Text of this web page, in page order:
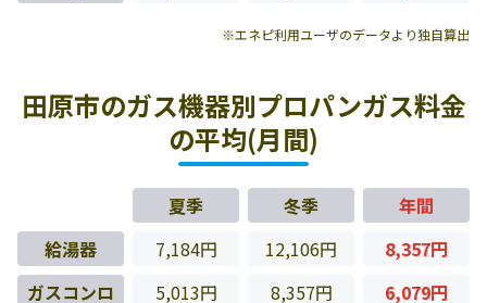
※エネピ利用ユーザのデータより独自算出
田原市のガス機器別プロパンガス料金
の平均(月間)
夏季 冬季
年間
給湯器
7,184円 12,106円
8,357円
ガスコンロ
5,013円 8,357円 6,079円